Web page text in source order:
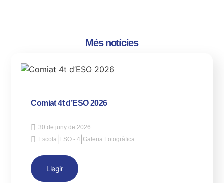
Més notícies
Comiat 4t d’ESO 2026
30 de juny de 2026
Escola ESO - 4 |Galeria Fotogràfica
Llegir